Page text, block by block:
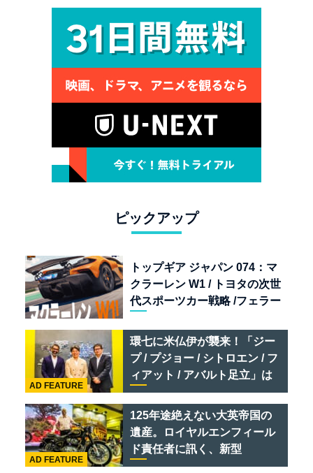
ピックアップ
トップギア ジャパン 074：マ
クラーレン W1 / トヨタの次世
代スポーツカー戦略 /フェラー
リオ /ベントレー スーパース
ポーツ
環七に米仏伊が襲来！「ジー
プ / プジョー / シトロエン / フ
ィアット / アバルト足立」は
クルマのセレクトショップで
ある
AD FEATURE
125年途絶えない大英帝国の
遺産。ロイヤルエンフィール
ド責任者に訊く、新型
「BULLET 650」と“時間の
AD FEATURE